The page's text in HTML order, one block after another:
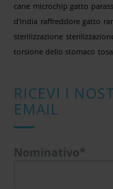
cane microchip gatto
d'india raffreddore gatto
sterilizzazione
torsione dello stomaco
RICEVI I
EMAIL
Nominativo*